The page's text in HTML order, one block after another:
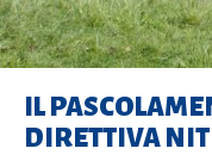
IL
DIRETTIVA